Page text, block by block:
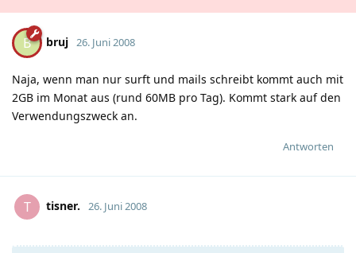
B bruj 26. Juni 2008
Naja, wenn man nur surft und mails schreibt kommt auch mit
2GB im Monat aus (rund 60MB pro Tag). Kommt stark auf den
Verwendungszweck an.
Antworten
T tisner. 26. Juni 2008